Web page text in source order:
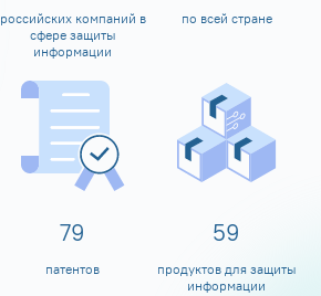
российских компаний в
сфере защиты
информации
по всей стране
80
патентов
60
продуктов для защиты
информации